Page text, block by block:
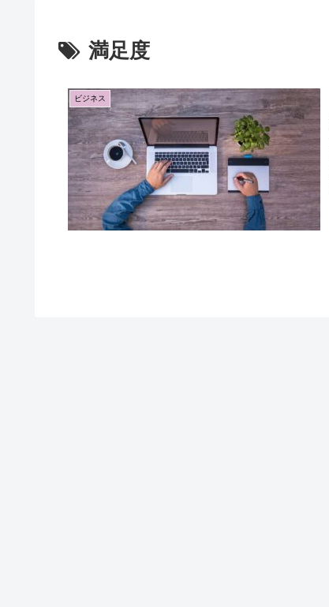
満足度
ビジネス